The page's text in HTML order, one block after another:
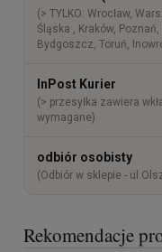
(> TYLKO: Wrocław,
Śląska , Kraków,
Bydgoszcz, Toruń,
InPost Kurier
(> przesyłka zawiera
wymagane)
odbiór osobisty
(Odbiór w sklepie -
Rekomendacje